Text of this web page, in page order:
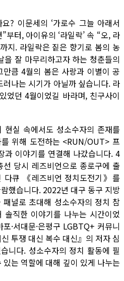
? 이문세의 ‘가로수 그늘 아래서
부터, 아이유의 ‘라일락’ 속 “오, 라
지. 라일락은 짙은 향기로 봄의 농
잘 마무리하고자 하는 청춘들의
큼 4월의 봄은 사랑과 이별이 공
나는 시기가 아닐까 싶습니다. 라
었던 4월이었길 바라며, 친구사이
실 속에서도 성소수자의 존재를
위해 도전하는 <RUN/OUT> 프
과 이야기를 연결해 나갔습니다. 4
당시 레즈비언으로 종로구에 출
다큐 《레즈비언 정치도전기》를
했습니다. 2022년 대구 동구 지방
널로 초대해 성소수자의 정치 참
직한 이야기를 나누는 시간이었
·서대문·은평구 LGBTQ+ 커뮤니
투쟁 대신 복수 대신』의 저자 심
니다. 성소수자의 정치 활동에 필
는 역할에 대해 깊이 있게 나누는